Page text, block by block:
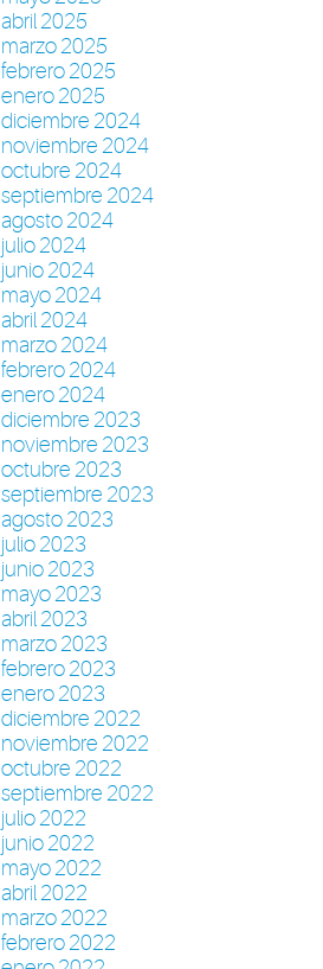
abril 2025
marzo 2025
febrero 2025
enero 2025
diciembre 2024
noviembre 2024
octubre 2024
septiembre 2024
agosto 2024
julio 2024
junio 2024
mayo 2024
abril 2024
marzo 2024
febrero 2024
enero 2024
diciembre 2023
noviembre 2023
octubre 2023
septiembre 2023
agosto 2023
julio 2023
junio 2023
mayo 2023
abril 2023
marzo 2023
febrero 2023
enero 2023
diciembre 2022
noviembre 2022
octubre 2022
septiembre 2022
julio 2022
junio 2022
mayo 2022
abril 2022
marzo 2022
febrero 2022